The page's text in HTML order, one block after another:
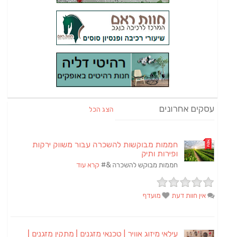
עסקים אחרונים הצג הכל
חממות מבוקשות להשכרה עבור משווק ירקות
ופירות ותיק
חממות מבוקש להשכרה &# קרא עוד
אין חוות דעת מועדף
עילאי מיזוג אוויר | טכנאי מזגנים | מתקין מזגנים |